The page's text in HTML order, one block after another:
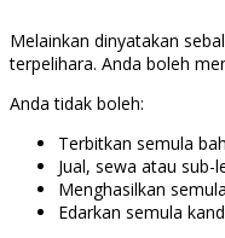
Melainkan dinyatakan
terpelihara. Anda boleh
Anda tidak boleh:
Terbitkan semula
Jual, sewa atau sub-
Menghasilkan
Edarkan semula